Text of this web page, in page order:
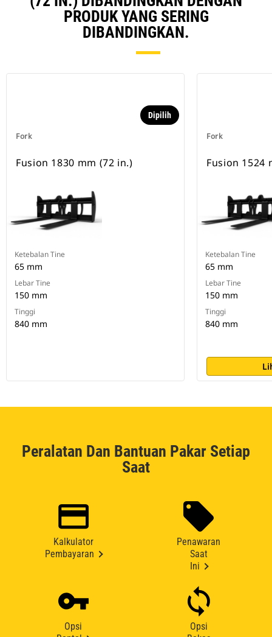
PRODUK YANG SERING
DIBANDINGKAN.
Fork
Dipilih
Fusion 1830 mm (72 in.)
Ketebalan Tine
65 mm
Lebar Tine
150 mm
Tinggi
840 mm
Fork
Fusion 1524
Ketebalan Tine
65 mm
Lebar Tine
150 mm
Tinggi
840 mm
Peralatan Dan Bantuan Pakar Setiap
Saat
Kalkulator
Pembayaran
Penawaran
Saat
Ini
Opsi
Opsi